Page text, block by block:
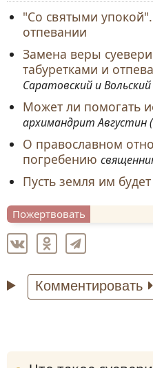
"Со святыми
отпевании
Замена веры
табуретками и
Саратовский и
Может ли помогать
архимандрит Августин
О православном
погребению
Пусть земля им
Пожертвовать
Комментировать